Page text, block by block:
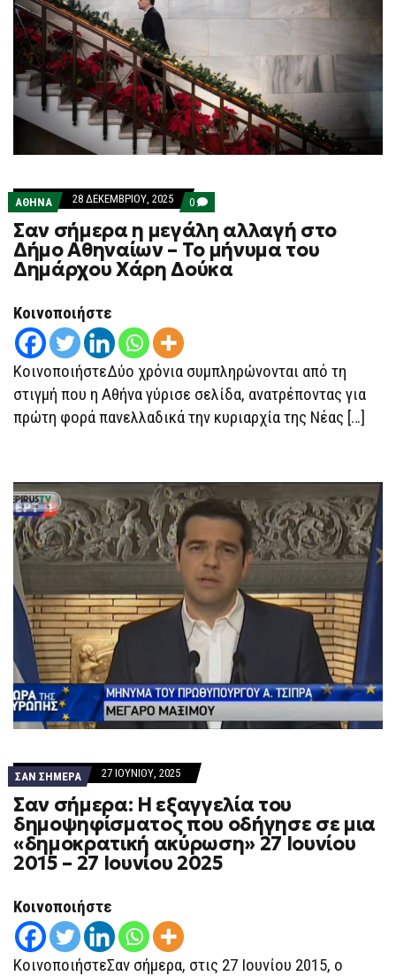
ΑΘΗΝΑ 28 ΔΕΚΕΜΒΡΊΟΥ, 2025 0 COMMENTS
ON
ΣΑΝ
ΣΉΜΕΡΑ
Η
ΜΕΓΆΛΗ
ΤΟΥ
ΔΗΜΆΡΧΟΥ
ΧΆΡΗ
ΔΟΎΚΑ
Σαν σήμερα η μεγάλη αλλαγή στο
Δήμο Αθηναίων – Το μήνυμα του
Δημάρχου Χάρη Δούκα
Κοινοποιήστε
ΚοινοποιήστεΔύο χρόνια συμπληρώνονται από τη
στιγμή που η Αθήνα γύρισε σελίδα, ανατρέποντας για
πρώτη φορά πανελλαδικά την κυριαρχία της Νέας […]
ΣΑΝ ΣΗΜΕΡΑ 27 ΙΟΥΝΊΟΥ, 2025
Σαν σήμερα: Η εξαγγελία του
δημοψηφίσματος που οδήγησε σε μια
«δημοκρατική ακύρωση» 27 Ιουνίου
2015 – 27 Ιουνίου 2025
Κοινοποιήστε
ΚοινοποιήστεΣαν σήμερα, στις 27 Ιουνίου 2015, ο